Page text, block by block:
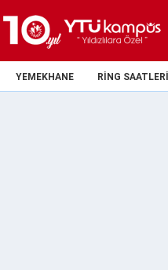
YEMEKHANE RING SAATLERI